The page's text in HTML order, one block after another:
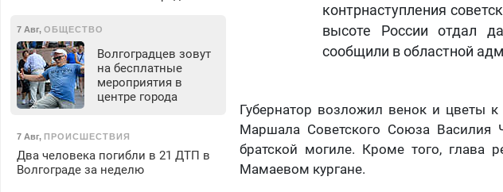
контрнаступления
высоте России отдал
сообщили в областной
Губернатор возложил венок и цветы
Маршала Советского Союза Василия
братской могиле. Кроме того, глава
Мамаевом кургане.
7 Авг, ОБЩЕСТВО
Волгоградцев зовут
на бесплатные
мероприятия в
центре города
7 Авг, ПРОИСШЕСТВИЯ
Два человека погибли в 21 ДТП в
Волгограде за неделю